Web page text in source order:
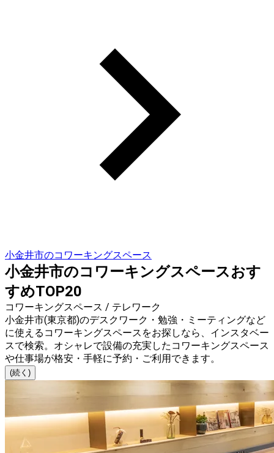
小金井市のコワーキングスペース
小金井市のコワーキングスペースおす
すめTOP20
コワーキングスペース / テレワーク
小金井市(東京都)のデスクワーク・勉強・ミーティングなど
に使えるコワーキングスペースをお探しなら、インスタベー
スで検索。オシャレで設備の充実したコワーキングスペース
や仕事場が格安・手軽に予約・ご利用できます。
(続く)